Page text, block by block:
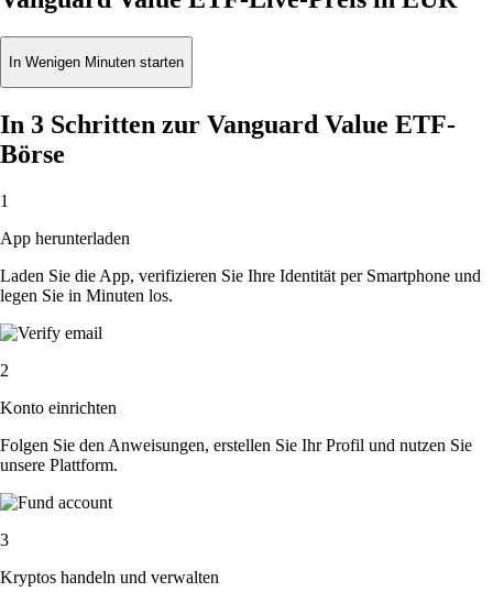
In Wenigen Minuten starten
In 3 Schritten zur Vanguard Value ETF-
Börse
1
App herunterladen
Laden Sie die App, verifizieren Sie Ihre Identität per Smartphone und
legen Sie in Minuten los.
2
Konto einrichten
Folgen Sie den Anweisungen, erstellen Sie Ihr Profil und nutzen Sie
unsere Plattform.
3
Kryptos handeln und verwalten